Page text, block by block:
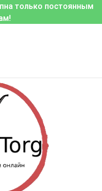
только постоянным